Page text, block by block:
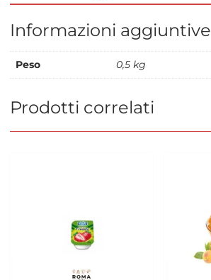
Informazioni aggiuntive
Peso 0,5 kg
Prodotti correlati